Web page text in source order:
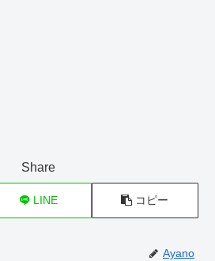
Share
LINE コピー
Ayano